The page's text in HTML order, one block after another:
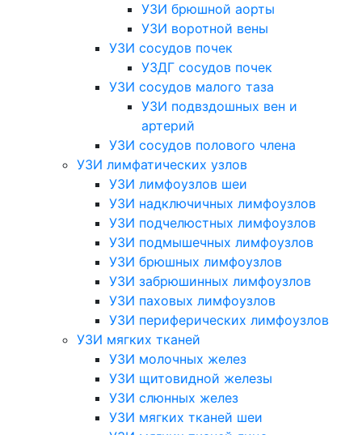
УЗИ брюшной аорты
УЗИ воротной вены
УЗИ сосудов почек
УЗДГ сосудов почек
УЗИ сосудов малого таза
УЗИ подвздошных вен и
артерий
УЗИ сосудов полового члена
УЗИ лимфатических узлов
УЗИ лимфоузлов шеи
УЗИ надключичных лимфоузлов
УЗИ подчелюстных лимфоузлов
УЗИ подмышечных лимфоузлов
УЗИ брюшных лимфоузлов
УЗИ забрюшинных лимфоузлов
УЗИ паховых лимфоузлов
УЗИ периферических лимфоузлов
УЗИ мягких тканей
УЗИ молочных желез
УЗИ щитовидной железы
УЗИ слюнных желез
УЗИ мягких тканей шеи